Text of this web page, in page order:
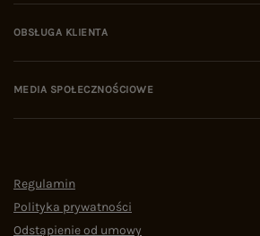
OBSŁUGA KLIENTA
MEDIA SPOŁECZNOŚCIOWE
Regulamin
Polityka prywatności
Odstąpienie od umowy